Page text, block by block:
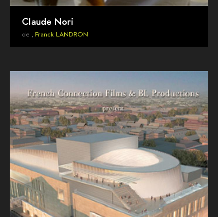
Claude Nori
de , Franck LANDRON